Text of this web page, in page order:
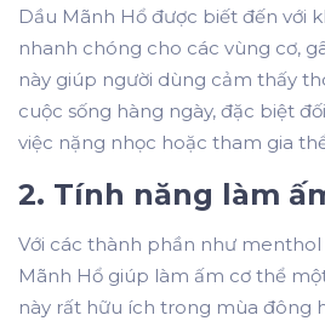
Dầu Mãnh Hổ được biết đến với
nhanh chóng cho các vùng cơ,
này giúp người dùng cảm thấy
cuộc sống hàng ngày, đặc biệt
việc nặng nhọc hoặc tham gia
2. Tính năng làm
Với các thành phần như
Mãnh Hổ giúp làm ấm cơ thể
này rất hữu ích trong mùa đông